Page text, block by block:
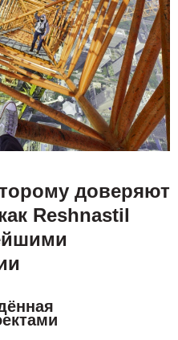
доверяют
Reshnastil